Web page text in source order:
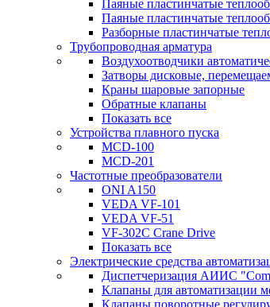
Паяные пластинчатые
Паяные пластинчатые
Разборные пластинчатые
Трубопроводная арматура
Воздухоотводчики
Затворы дисковые,
Краны шаровые запорные
Обратные клапаны
Показать все
Устройства плавного пуска
MCD-100
MCD-201
Частотные преобразователи
ONI A150
VEDA VF-101
VEDA VF-51
VF-302C Crane Drive
Показать все
Электрические средства
Диспетчеризация АИИС
Клапаны для автоматизации
Клапаны поворотные